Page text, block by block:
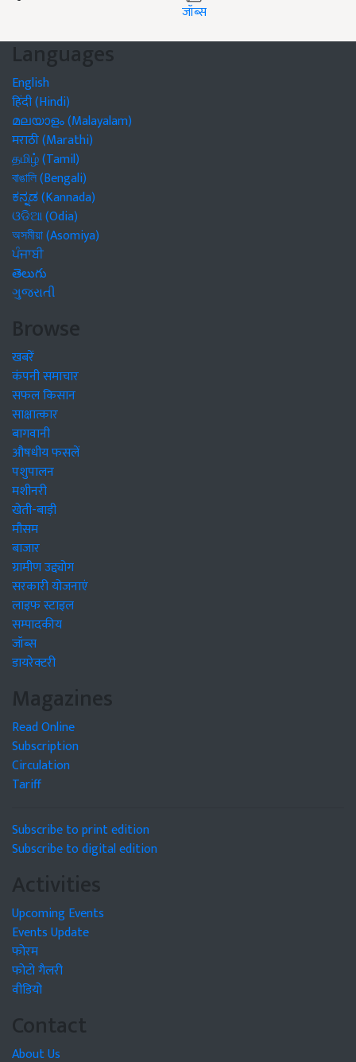
जॉब्स
Languages
English
हिंदी (Hindi)
മലയാളം (Malayalam)
मराठी (Marathi)
தமிழ் (Tamil)
বাঙালি (Bengali)
ಕನ್ನಡ (Kannada)
ଓଡିଆ (Odia)
অসমীয়া (Asomiya)
ਪੰਜਾਬੀ
తెలుగు
ગુજરાતી
Browse
खबरें
कंपनी समाचार
सफल किसान
साक्षात्कार
बागवानी
औषधीय फसलें
पशुपालन
मशीनरी
खेती-बाड़ी
मौसम
बाजार
ग्रामीण उद्द्योग
सरकारी योजनाएं
लाइफ स्टाइल
सम्पादकीय
जॉब्स
डायरेक्टरी
Magazines
Read Online
Subscription
Circulation
Tariff
Subscribe to print edition
Subscribe to digital edition
Activities
Upcoming Events
Events Update
फोरम
फोटो गैलरी
वीडियो
Contact
About Us